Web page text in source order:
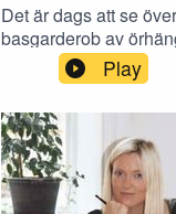
Det är dags att se
basgarderob av
pratar
hon
kuriosa om Hanna är
smyckesdesigner
fredag - och då och
den för dina vänner
glöm inte: du är värd
Play